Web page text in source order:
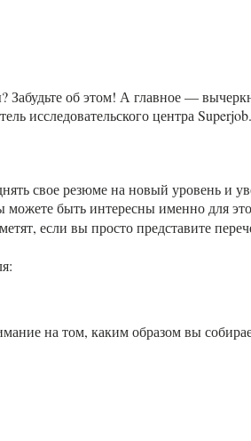
об этом! А главное —
исследовательского центра
свое резюме на новый уровень и
можете быть интересны именно для
если вы просто представите
на том, каким образом вы